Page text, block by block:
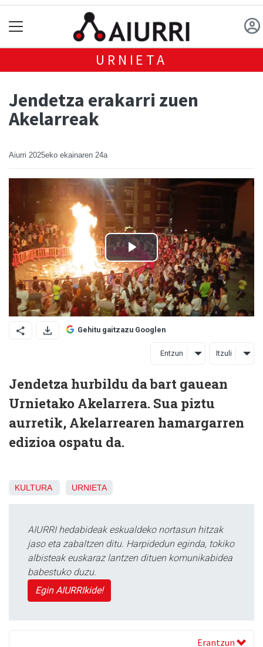
URNIETA
Jendetza erakarri zuen
Akelarreak
Aiurri 2025eko ekainaren 24a
Gehitu gaitzazu Googlen
Entzun Itzuli
Jendetza hurbildu da bart gauean
Urnietako Akelarrera. Sua piztu
aurretik, Akelarrearen hamargarren
edizioa ospatu da.
KULTURA URNIETA
AIURRI hedabideak eskualdeko nortasun hitzak
jaso eta zabaltzen ditu. Harpidedun eginda, tokiko
albisteak euskaraz lantzen dituen komunikabidea
babestuko duzu.
Egin AIURRIkide!
Erantzun